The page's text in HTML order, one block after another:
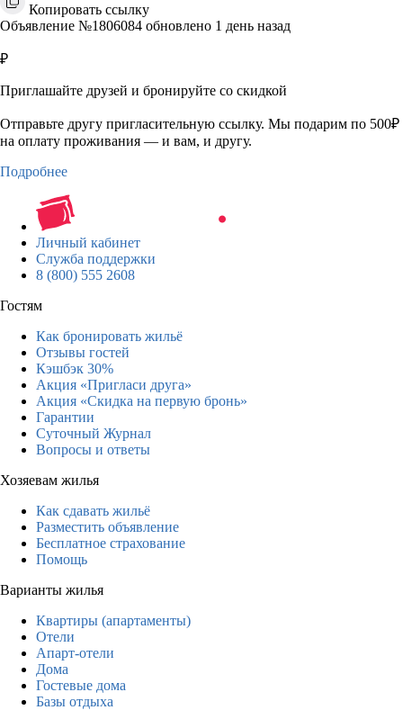
Копировать ссылку
Объявление №1806084 обновлено 1 день назад
₽
Приглашайте друзей и бронируйте со скидкой
Отправьте другу пригласительную ссылку. Мы подарим по 500₽
на оплату проживания — и вам, и другу.
Подробнее
Личный кабинет
Служба поддержки
8 (800) 555 2608
Гостям
Как бронировать жильё
Отзывы гостей
Кэшбэк 30%
Акция «Пригласи друга»
Акция «Скидка на первую бронь»
Гарантии
Суточный Журнал
Вопросы и ответы
Хозяевам жилья
Как сдавать жильё
Разместить объявление
Бесплатное страхование
Помощь
Варианты жилья
Квартиры (апартаменты)
Отели
Апарт-отели
Дома
Гостевые дома
Базы отдыха